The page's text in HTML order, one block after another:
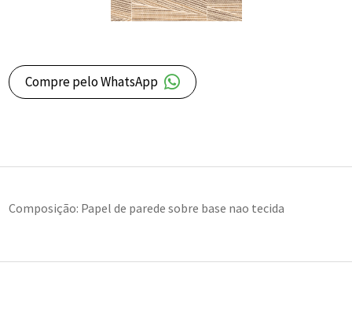
Compre pelo WhatsApp
Composição: Papel de parede sobre base nao tecida